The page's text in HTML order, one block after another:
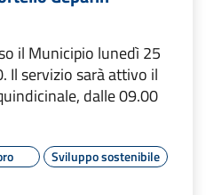
il Municipio lunedì 25
Il servizio sarà attivo il
dalle 09.00
Sviluppo sostenibile